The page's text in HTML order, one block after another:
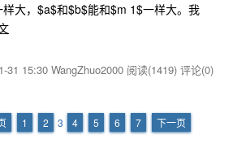
大，$a$和$b$能和$m 1$一样大。我
31 15:30 WangZhuo2000 阅读(1419) 评论(0)
1 2 3 4 5 6 7 下一页